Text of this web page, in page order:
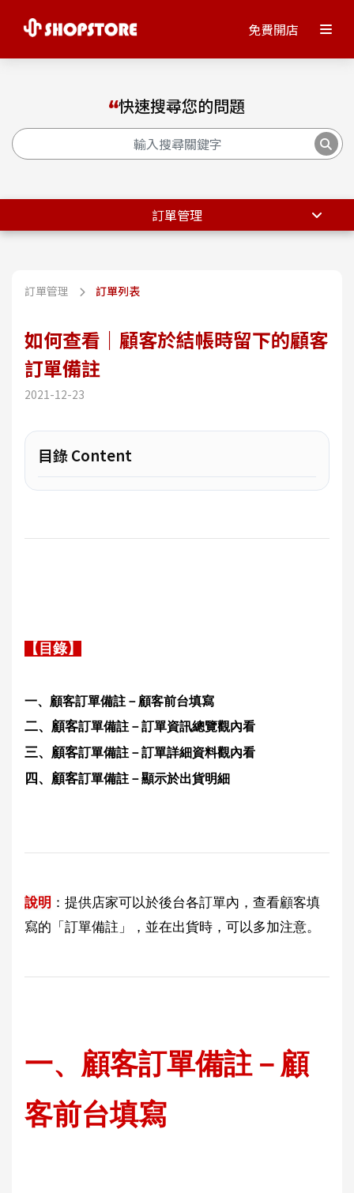
免費開店
快速搜尋您的問題
訂單管理
訂單管理 訂單列表
如何查看｜顧客於結帳時留下的顧客
訂單備註
2021-12-23
目錄 Content
【目錄】
一、顧客訂單備註－顧客前台填寫
二、顧客訂單備註－訂單資訊總覽觀內看
三、顧客訂單備註－訂單詳細資料觀內看
四、顧客訂單備註－顯示於出貨明細
說明 ：提供店家可以於後台各訂單內，查看顧客填
寫的「訂單備註」，並在出貨時，可以多加注意。
一、顧客訂單備註－顧
客前台填寫